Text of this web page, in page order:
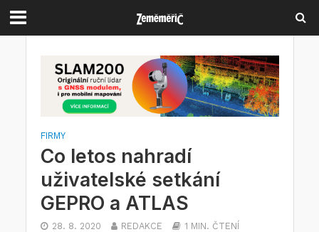
FIRMY
Co letos nahradí
uživatelské setkání
GEPRO a ATLAS
28. 8. 2020 REDAKCE 1 MIN. ČTENÍ